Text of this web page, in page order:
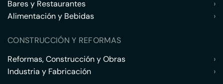
Bares y Restaurantes
›
Alimentación y Bebidas
›
CONSTRUCCIÓN Y REFORMAS
Reformas, Construcción y Obras
›
Industria y Fabricación
›